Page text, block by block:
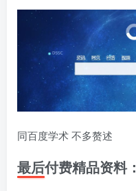
同百度学术 不多赘述
最后付费精品资料：